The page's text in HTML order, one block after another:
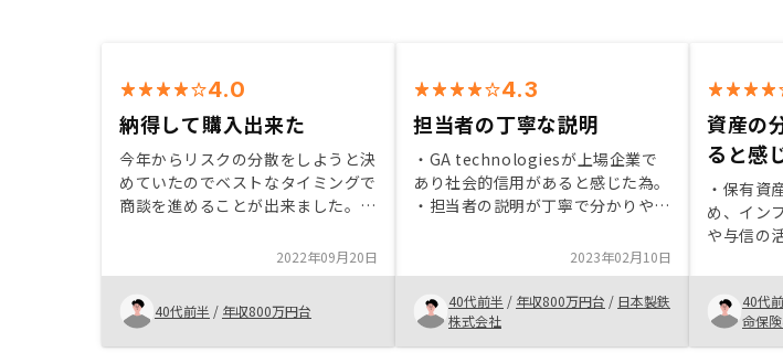
4.0
納得して購入出来た
今年からリスクの分散をしようと決
めていたのでベストなタイミングで
商談を進めることが出来ました。あ
ど、大きな買い物なので焦らず待っ
てもらえたことが気持ちよく購入す
ることが出来たと感じます。信用で
レバレッジをかけられるメリットを
感じたことも購入理由の一つ。アフ
2022年09月20日
40代前半 / 年収800万円台
4.3
担当者の丁寧な説明
・GA technologiesが上場企業で
あり社会的信用があると感じた為。
・担当者の説明が丁寧で分かりやす
あった。ちょっと迅速すぎる感じも
したが… ・ 老後の不安から不動産
投資を検討し、他社と比較してリノ
シーが各種アプリ及びサービスの充
実度を感じた。まだ運用を開始した
2023年02月10日
40代前半 / 年収800万円台 / 日本製鉄
株式会社
資産の
ると感
・保有資
め、イン
や与信の
と、資
て有益で
決めま
いても、
の質問・
40代
命保